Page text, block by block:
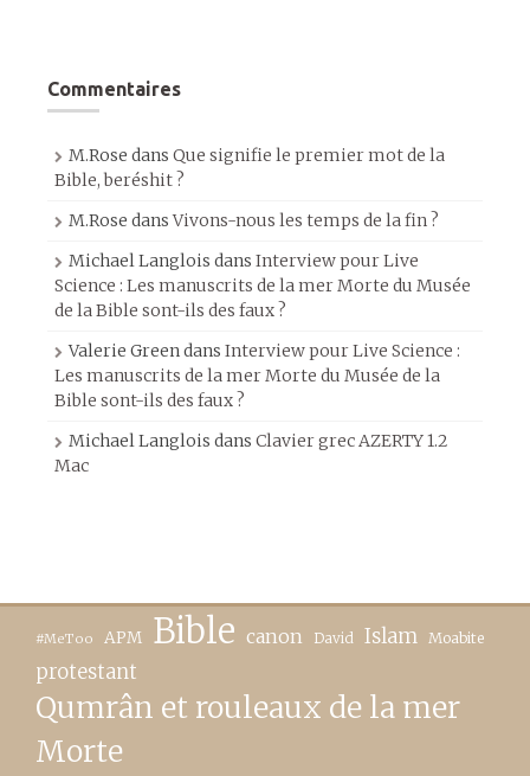
Commentaires
M.Rose dans Que signifie le premier mot de la
Bible, beréshit ?
M.Rose dansVivons-nous les temps de la fin ?
Michael Langlois dans Interview pour Live
Science : Les manuscrits de la mer Morte du Musée
de la Bible sont-ils des faux ?
Valerie Greendans Interview pour Live Science :
Les manuscrits de la mer Morte du Musée de la
Bible sont-ils des faux ?
Michael Langlois dans Clavier grec AZERTY 1.2
Mac
#MeToo APM Bible canon David Islam Moabite
protestant
Qumrân et rouleaux de la mer
Morte